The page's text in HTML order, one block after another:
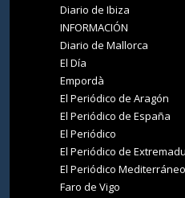
Diario de Ibiza
INFORMACIÓN
Diario de Mallorca
El Día
Empordà
El Periódico de Aragón
El Periódico de España
El Periódico
El Periódico de
El Periódico Mediterráneo
Faro de Vigo